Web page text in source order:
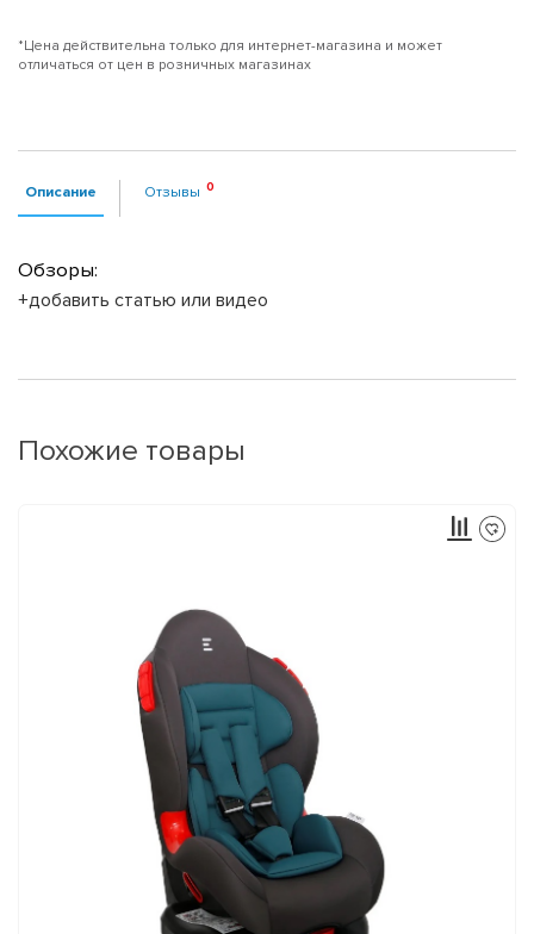
*Цена действительна только для интернет-магазина и может
отличаться от цен в розничных магазинах
Описание Отзывы
Обзоры:
+добавить статью или видео
Похожие товары